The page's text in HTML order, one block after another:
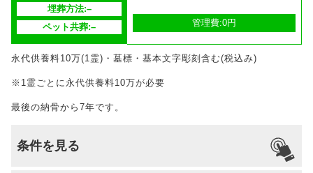
継承者の有
無
埋葬方法:–
ペット共葬:–
管理費:0円
永代供養料10万(1霊)・墓標・基本文字彫刻含む(税込み)
※1霊ごとに永代供養料10万が必要
最後の納骨から7年です。
条件を見る